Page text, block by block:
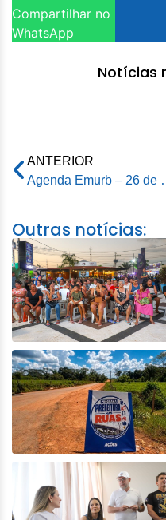
Compartilhar no
WhatsApp
Notícias
ANTERIOR
Agenda
Outras notícias: